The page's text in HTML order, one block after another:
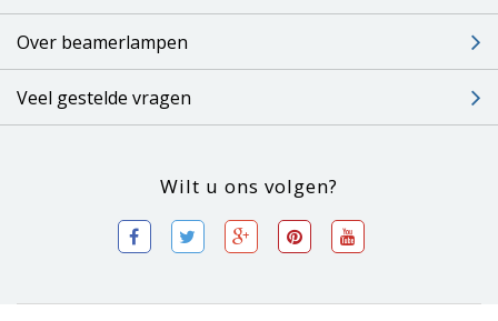
Over beamerlampen
Veel gestelde vragen
Wilt u ons volgen?